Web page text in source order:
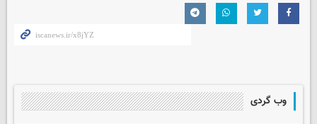
وب گردی